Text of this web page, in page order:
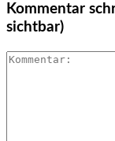
Kommentar
sichtbar)